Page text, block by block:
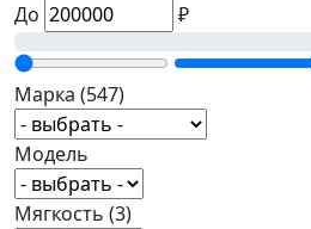
До
₽
Марка (547)
Модель
Мягкость (3)